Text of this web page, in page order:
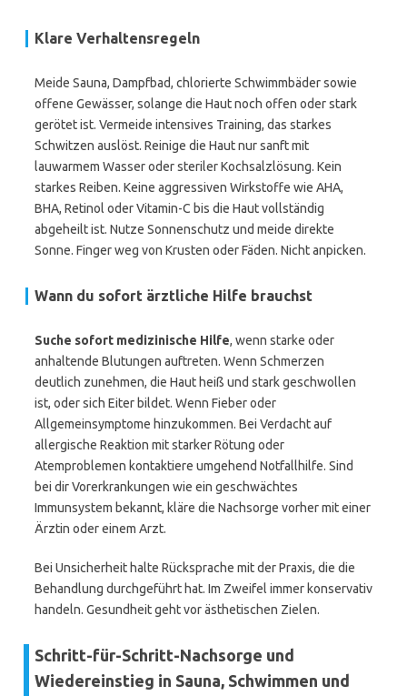
Klare Verhaltensregeln
Meide Sauna, Dampfbad, chlorierte Schwimmbäder sowie
offene Gewässer, solange die Haut noch offen oder stark
gerötet ist. Vermeide intensives Training, das starkes
Schwitzen auslöst. Reinige die Haut nur sanft mit
lauwarmem Wasser oder steriler Kochsalzlösung. Kein
starkes Reiben. Keine aggressiven Wirkstoffe wie AHA,
BHA, Retinol oder Vitamin-C bis die Haut vollständig
abgeheilt ist. Nutze Sonnenschutz und meide direkte
Sonne. Finger weg von Krusten oder Fäden. Nicht anpicken.
Wann du sofort ärztliche Hilfe brauchst
Suche sofort medizinische Hilfe, wenn starke oder
anhaltende Blutungen auftreten. Wenn Schmerzen
deutlich zunehmen, die Haut heiß und stark geschwollen
ist, oder sich Eiter bildet. Wenn Fieber oder
Allgemeinsymptome hinzukommen. Bei Verdacht auf
allergische Reaktion mit starker Rötung oder
Atemproblemen kontaktiere umgehend Notfallhilfe. Sind
bei dir Vorerkrankungen wie ein geschwächtes
Immunsystem bekannt, kläre die Nachsorge vorher mit einer
Ärztin oder einem Arzt.
Bei Unsicherheit halte Rücksprache mit der Praxis, die die
Behandlung durchgeführt hat. Im Zweifel immer konservativ
handeln. Gesundheit geht vor ästhetischen Zielen.
Schritt-für-Schritt-Nachsorge und
Wiedereinstieg in Sauna, Schwimmen und